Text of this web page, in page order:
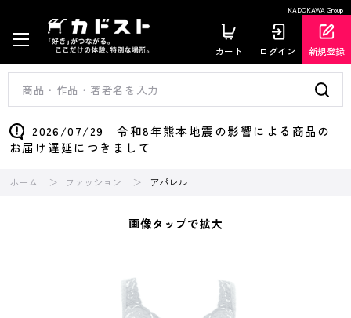
KADOKAWA Group
カート ログイン 新規登録
2026/07/29 令和8年熊本地震の影響による商品の
お届け遅延につきまして
ホーム ファッション アパレル
画像タップで拡大